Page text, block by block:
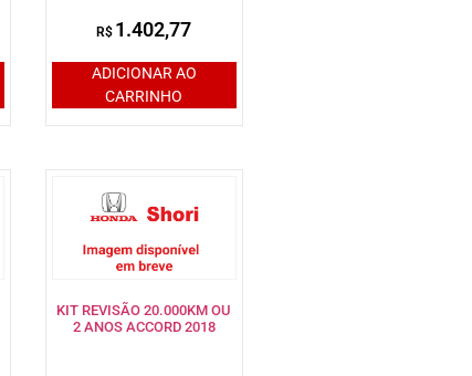
R$ 1.402,77
ADICIONAR AO
CARRINHO
KIT REVISÃO 20.000KM OU
2 ANOS ACCORD 2018